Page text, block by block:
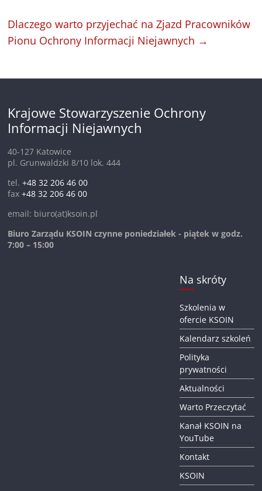
Dlaczego warto przyjechać na Zjazd Pracowników
Pionu Ochrony Informacji Niejawnych →
Krajowe Stowarzyszenie Ochrony
Informacji Niejawnych
40-127 Katowice
pl. Grunwaldzki 8/10 lok. 444
tel.+48 32 206 46 00
fax+48 32 206 46 00
email: biuro(at)ksoin.pl
Biuro Zarządu KSOIN czynne poniedziałek - piątek w godz.
7:00 – 15:00
Na skróty
Szkolenia w
ofercie KSOIN
Kalendarz szkoleń
Polityka
prywatności
Aktualności
Warto Przeczytać
Kanał KSOIN na
YouTube
Kontakt
KSOIN